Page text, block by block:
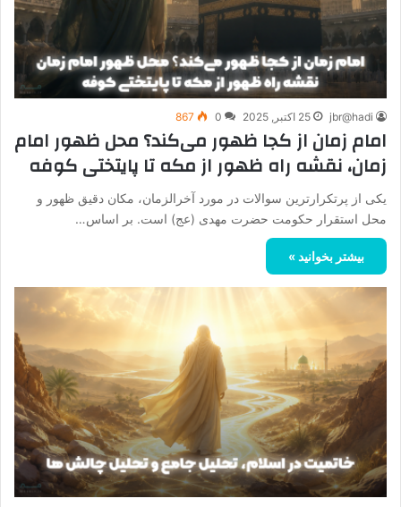
jbr@hadi 25 اکتبر, 2025 0
867
امام زمان از کجا ظهور می‌کند؟ محل ظهور امام
زمان، نقشه راه ظهور از مکه تا پایتختی کوفه
یکی از پرتکرارترین سوالات در مورد آخرالزمان، مکان دقیق ظهور و
محل استقرار حکومت حضرت مهدی (عج) است. بر اساس…
بیشتر بخوانید »